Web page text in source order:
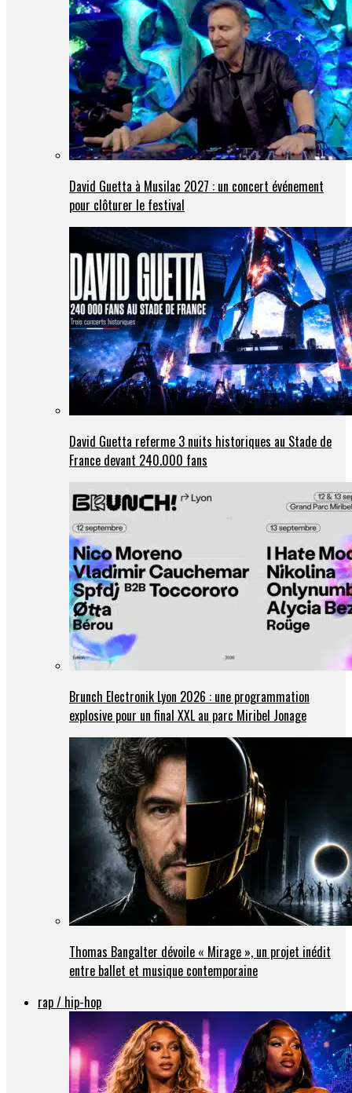
David Guetta à Musilac 2027 : un concert événement
pour clôturer le festival
David Guetta referme 3 nuits historiques au Stade de
France devant 240.000 fans
Brunch Electronik Lyon 2026 : une programmation
explosive pour un final XXL au parc Miribel Jonage
Thomas Bangalter dévoile « Mirage », un projet inédit
entre ballet et musique contemporaine
rap / hip-hop